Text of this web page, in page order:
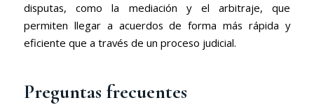
disputas, como la mediación y el arbitraje, que
permiten llegar a acuerdos de forma más rápida y
eficiente que a través de un proceso judicial.
Preguntas frecuentes